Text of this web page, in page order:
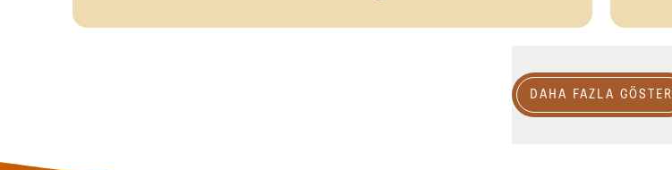
DAHA FAZLA GÖSTER